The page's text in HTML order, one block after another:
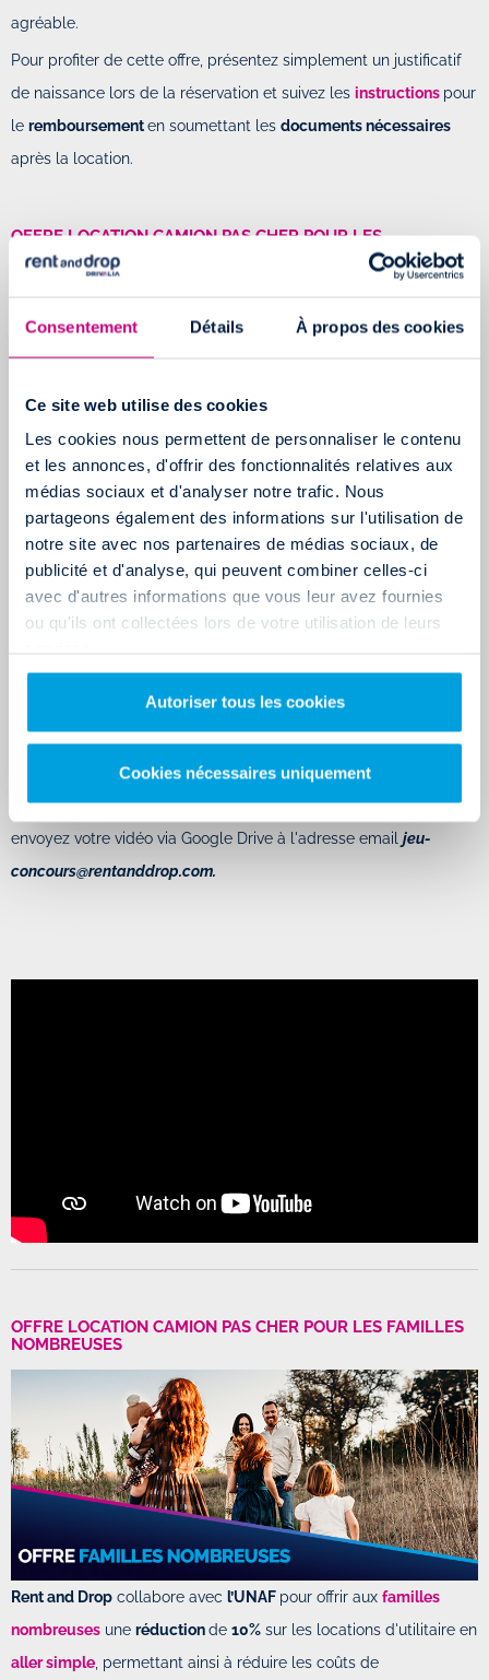
Consentement Détails À propos des cookies
Ce site web utilise des cookies
Les cookies nous permettent de personnaliser le contenu
et les annonces, d'offrir des fonctionnalités relatives aux
médias sociaux et d'analyser notre trafic. Nous
partageons également des informations sur l'utilisation de
notre site avec nos partenaires de médias sociaux, de
publicité et d'analyse, qui peuvent combiner celles-ci
avec d'autres informations que vous leur avez fournies
ou qu'ils ont collectées lors de votre utilisation de leurs
Autoriser tous les cookies
Cookies nécessaires uniquement
agréable.
Pour profiter de cette offre, présentez simplement un justificatif
de naissance lors de la réservation et suivez les instructions pour
le remboursementen soumettant les documents nécessaires
après la location.
OFFRE LOCATION CAMION PAS CHER POUR LES
PROFESSIONNELS
préférentiels auxprofessionnels pour des locations de courte,
moyenne ou longue durée.
Bénéficiez d'une réduction immédiate de 20%
camion du lundi au jeudi grâce au code promo dédié
Cela vous permet de maîtriser vos dépenses tout en profitant de
services et de véhicules parfaitement adaptés à vos
OFFRE LOCATION CAMION PAS CHER – GAGNEZ LE
REMBOURSEMENT DE VOTRE LOCATION
Rent and Dropencourage la créativité de ses clients avec un
concours unique mensuel: filmez votre déménagement pour
tenter de vous fairerembourser intégralementvotre location de
Pour participer, suivez simplement lesétapes du concours et
envoyez votre vidéo via Google Drive à l'adresse email jeu-
concours@rentanddrop.com.
OFFRE LOCATION CAMION PAS CHER POUR LES FAMILLES
NOMBREUSES
Rent and Drop collabore avec l’UNAF pour offrir aux familles
nombreuses une réductionde 10% sur les locations d'utilitaire en
aller simple , permettant ainsi à réduire les coûts de